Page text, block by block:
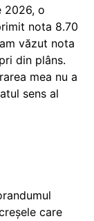
2026, o
nota 8.70
văzut nota
din plâns.
mea nu a
sens al
care